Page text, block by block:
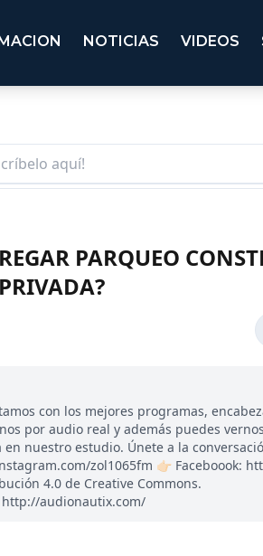
NOTICIAS VIDEOS
PARQUEO
con los mejores programas,
por audio real y además puedes
nuestro estudio. Únete a la
zol1065fm 👉🏻 Faceboook:
4.0 de Creative Commons.
audionautix.com/